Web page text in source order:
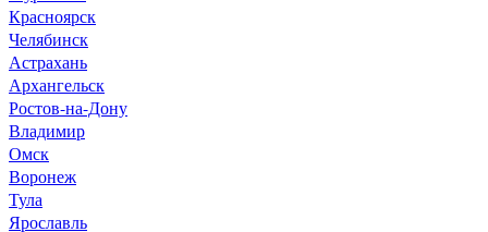
Красноярск
Челябинск
Астрахань
Архангельск
Ростов-на-Дону
Владимир
Омск
Воронеж
Тула
Ярославль